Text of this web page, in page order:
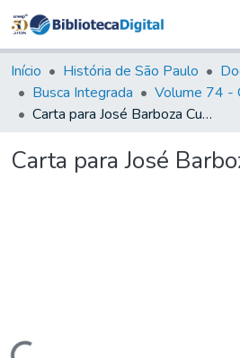
&
Coleções
Tudo na
Biblioteca
Início História de São Paulo
Busca Integrada
Carta para José Barboza Cubas
Carta para José